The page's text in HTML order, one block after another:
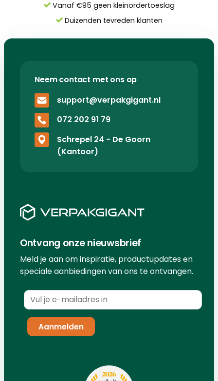
Vanaf €95 geen kleinordertoeslag
Duizenden tevreden klanten
Neem contact met ons op
support@verpakgigant.nl
072 202 91 79
Schrepel 24 - De Goorn
(Kantoor)
Ontvang onze nieuwsbrief
Meld je aan om inspiratie, productupdates en
speciale aanbiedingen van ons te ontvangen.